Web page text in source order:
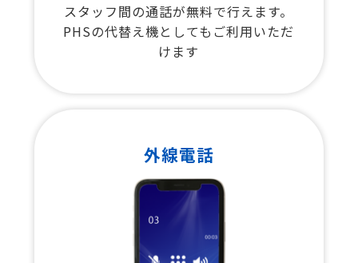
スタッフ間の通話が無料で行えます。
PHSの代替え機としてもご利用いただ
けます
外線電話